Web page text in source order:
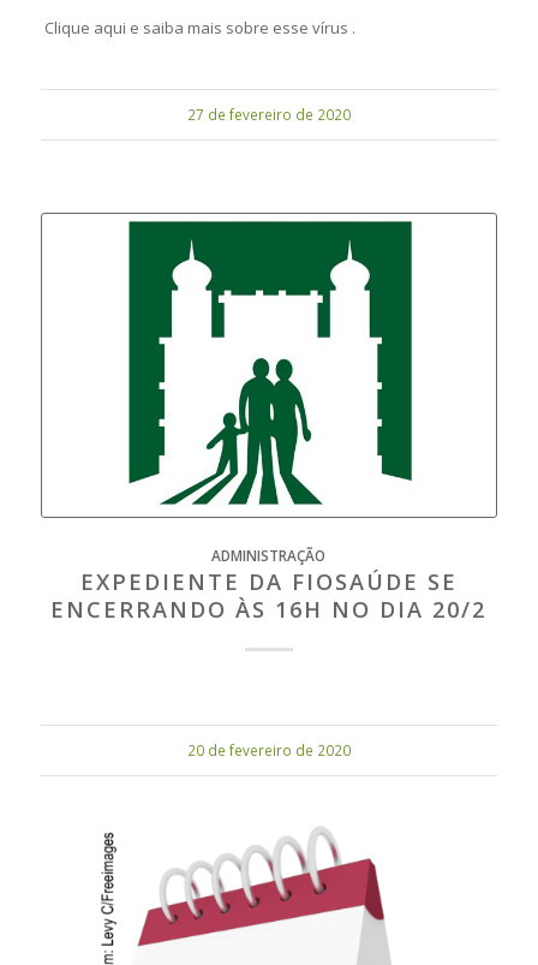
Clique aqui e saiba mais sobre esse vírus .
27 de fevereiro de 2020
ADMINISTRAÇÃO
EXPEDIENTE DA FIOSAÚDE SE
ENCERRANDO ÀS 16H NO DIA 20/2
20 de fevereiro de 2020